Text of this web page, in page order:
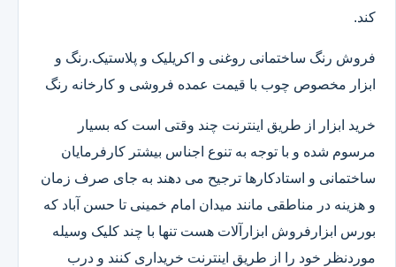
کند.
فروش رنگ ساختمانی روغنی و اکریلیک و پلاستیک.رنگ و
ابزار مخصوص چوب با قیمت عمده فروشی و کارخانه رنگ
خرید ابزار از طریق اینترنت چند وقتی است که بسیار
مرسوم شده و با توجه به تنوع اجناس بیشتر کارفرمایان
ساختمانی و استادکارها ترجیح می دهند به جای صرف زمان
و هزینه در مناطقی مانند میدان امام خمینی تا حسن آباد که
بورس ابزارفروش ابزارآلات هست تنها با چند کلیک وسیله
موردنظر خود را از طریق اینترنت خریداری کنند و درب